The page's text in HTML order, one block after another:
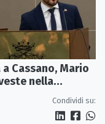
Cassano, Mario
nella
Condividi su: